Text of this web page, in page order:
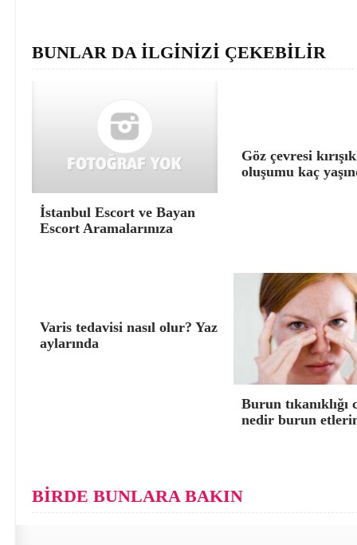
BUNLAR DA İLGİNİZİ ÇEKEBİLİR
İstanbul Escort ve Bayan
Escort Aramalarınıza
Göz çevresi
oluşumu kaç
Varis tedavisi nasıl olur? Yaz
aylarında
Burun tıkanıklığı
nedir burun
BİRDE BUNLARA BAKIN